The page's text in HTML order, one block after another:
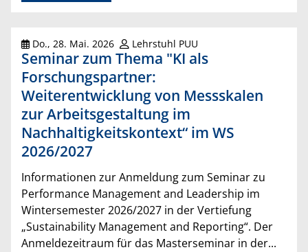
Do., 28. Mai. 2026 Lehrstuhl PUU
Seminar zum Thema "KI als
Forschungspartner:
Weiterentwicklung von Messskalen
zur Arbeitsgestaltung im
Nachhaltigkeitskontext“ im WS
2026/2027
Informationen zur Anmeldung zum Seminar zu
Performance Management and Leadership im
Wintersemester 2026/2027 in der Vertiefung
„Sustainability Management and Reporting“. Der
Anmeldezeitraum für das Masterseminar in der...